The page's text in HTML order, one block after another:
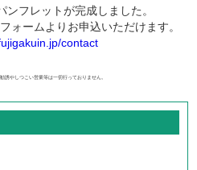
フレットが完成しました。
ォームよりお申込いただけます。
contact
誘やしつこい営業等は一切行っておりません。